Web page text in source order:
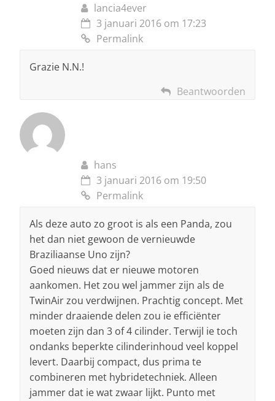
lancia4ever
3 januari 2016 om 17:23
Permalink
Grazie N.N.!
Beantwoorden
hans
3 januari 2016 om 19:50
Permalink
Als deze auto zo groot is als een Panda, zou
het dan niet gewoon de vernieuwde
Braziliaanse Uno zijn?
Goed nieuws dat er nieuwe motoren
aankomen. Het zou wel jammer zijn als de
TwinAir zou verdwijnen. Prachtig concept. Met
minder draaiende delen zou ie efficiënter
moeten zijn dan 3 of 4 cilinder. Terwijl ie toch
ondanks beperkte cilinderinhoud veel koppel
levert. Daarbij compact, dus prima te
combineren met hybridetechniek. Alleen
jammer dat ie wat zwaar lijkt. Punto met